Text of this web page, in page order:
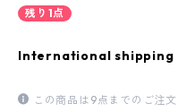
残り1点
International shipping
この商品は9点までのご注